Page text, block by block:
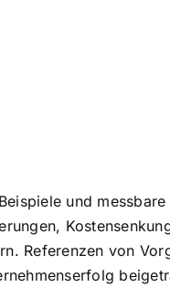
und messbare
Referenzen von